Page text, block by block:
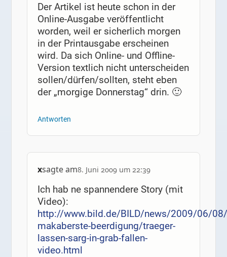
Der Artikel ist heute schon in der
Online-Ausgabe veröffentlicht
worden, weil er sicherlich morgen
in der Printausgabe erscheinen
wird. Da sich Online- und Offline-
Version textlich nicht unterscheiden
sollen/dürfen/sollten, steht eben
der „morgige Donnerstag“ drin. 🙂
Antworten
xsagte am8. Juni 2009 um 22:39
Ich hab ne spannendere Story (mit
Video):
http://www.bild.de/BILD/news/2009/06/
makaberste-beerdigung/traeger-
lassen-sarg-in-grab-fallen-
video.html